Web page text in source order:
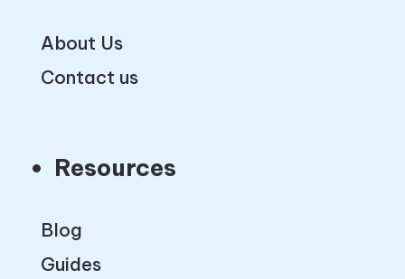
About Us
Contact us
Resources
Blog
Guides